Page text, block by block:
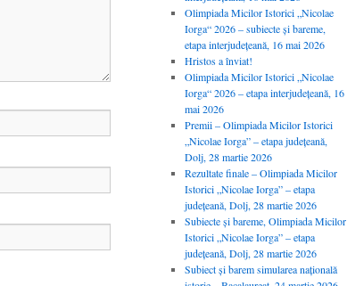
Olimpiada Micilor Istorici „Nicolae
Iorga“ 2026 – subiecte și bareme,
etapa interjudețeană, 16 mai 2026
Hristos a înviat!
Olimpiada Micilor Istorici „Nicolae
Iorga“ 2026 – etapa interjudețeană, 16
mai 2026
Premii – Olimpiada Micilor Istorici
„Nicolae Iorga” – etapa județeană,
Dolj, 28 martie 2026
Rezultate finale – Olimpiada Micilor
Istorici „Nicolae Iorga” – etapa
județeană, Dolj, 28 martie 2026
Subiecte și bareme, Olimpiada Micilor
Istorici „Nicolae Iorga” – etapa
județeană, Dolj, 28 martie 2026
Subiect și barem simularea națională